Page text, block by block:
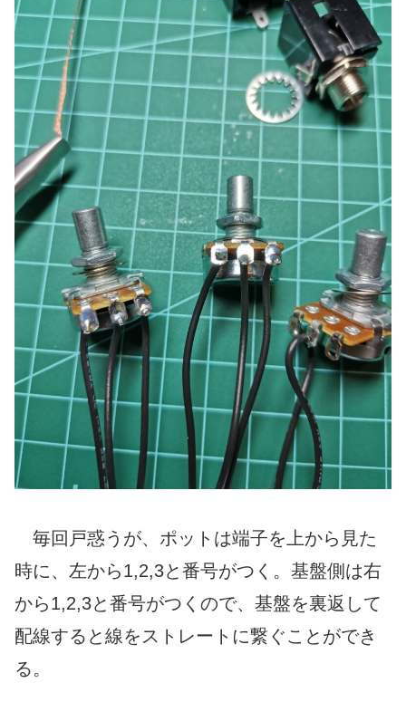
毎回戸惑うが、ポットは端子を上から見た
時に、左から1,2,3と番号がつく。基盤側は右
から1,2,3と番号がつくので、基盤を裏返して
配線すると線をストレートに繋ぐことができ
る。